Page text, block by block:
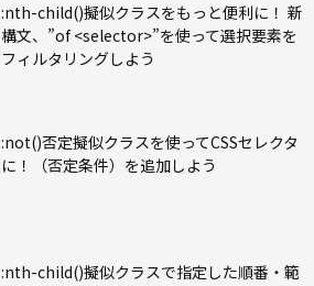
:nth-child()擬似クラスをもっと便利に！ 新
構文、”of <selector>”を使って選択要素を
フィルタリングしよう
:not()否定擬似クラスを使ってCSSセレクタ
に！（否定条件）を追加しよう
:nth-child()擬似クラスで指定した順番・範